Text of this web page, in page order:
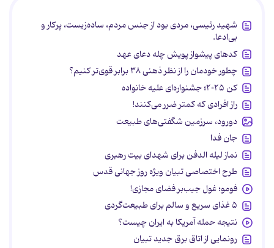
شهید رئیسی، مردی بود از جنس مردم، ساده‌زیست، پرکار و
بی‌ادعا.
کدهای پیشواز پویش چله دعای عهد
چطور خودمان را از نظر ذهنی ۳۸ برابر قوی‌تر کنیم؟
کن ۲۰۲۵؛ جشنواره‌ای علیه خانواده
راز افرادی که کمتر ضرر می‌کنند!
دورود، سرزمین شگفتی‌های طبیعت
جان فدا
نماز لیله الدفن برای شهدای بیت رهبری
طرح اختصاصی تبیان ویژه روز جهانی قدس
فومو؛ غول جیب‌بر فضای مجازی!
۵ غذای سریع و سالم برای طبیعت‌گردی
نتیجه حمله آمریکا به ایران چیست؟
رونمایی از اتاق برق جدید تبیان